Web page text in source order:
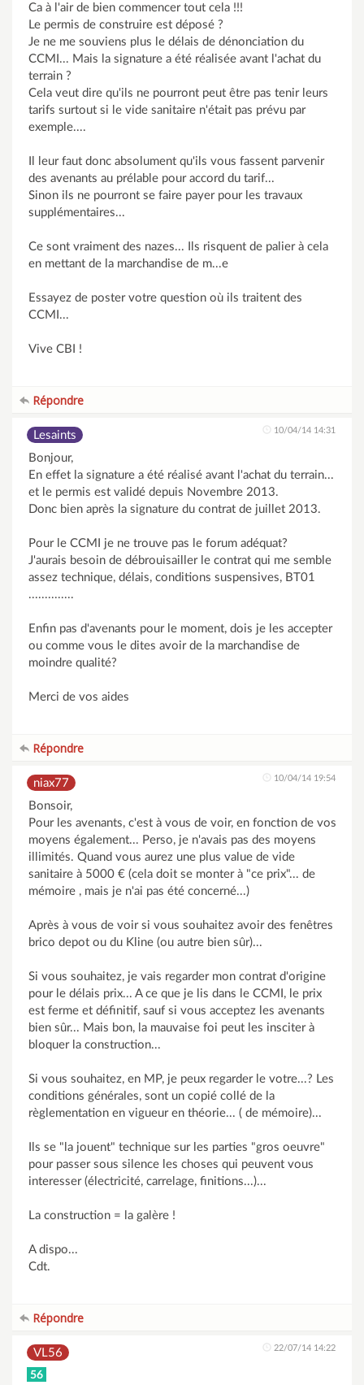
Ca à l'air de bien commencer tout cela !!!
Le permis de construire est déposé ?
Je ne me souviens plus le délais de dénonciation du
CCMI... Mais la signature a été réalisée avant l'achat du
terrain ?
Cela veut dire qu'ils ne pourront peut être pas tenir leurs
tarifs surtout si le vide sanitaire n'était pas prévu par
exemple....
Il leur faut donc absolument qu'ils vous fassent parvenir
des avenants au prélable pour accord du tarif...
Sinon ils ne pourront se faire payer pour les travaux
supplémentaires...
Ce sont vraiment des nazes... Ils risquent de palier à cela
en mettant de la marchandise de m...e
Essayez de poster votre question où ils traitent des
CCMI...
Vive CBI !
Répondre
Lesaints 10/04/14 14:31
Bonjour,
En effet la signature a été réalisé avant l'achat du terrain...
et le permis est validé depuis Novembre 2013.
Donc bien après la signature du contrat de juillet 2013.
Pour le CCMI je ne trouve pas le forum adéquat?
J'aurais besoin de débrouisailler le contrat qui me semble
assez technique, délais, conditions suspensives, BT01
..............
Enfin pas d'avenants pour le moment, dois je les accepter
ou comme vous le dites avoir de la marchandise de
moindre qualité?
Merci de vos aides
Répondre
niax77 10/04/14 19:54
Bonsoir,
Pour les avenants, c'est à vous de voir, en fonction de vos
moyens également... Perso, je n'avais pas des moyens
illimités. Quand vous aurez une plus value de vide
sanitaire à 5000 € (cela doit se monter à "ce prix"... de
mémoire , mais je n'ai pas été concerné...)
Après à vous de voir si vous souhaitez avoir des fenêtres
brico depot ou du Kline (ou autre bien sûr)...
Si vous souhaitez, je vais regarder mon contrat d'origine
pour le délais prix... A ce que je lis dans le CCMI, le prix
est ferme et définitif, sauf si vous acceptez les avenants
bien sûr... Mais bon, la mauvaise foi peut les insciter à
bloquer la construction...
Si vous souhaitez, en MP, je peux regarder le votre...? Les
conditions générales, sont un copié collé de la
règlementation en vigueur en théorie... ( de mémoire)...
Ils se "la jouent" technique sur les parties "gros oeuvre"
pour passer sous silence les choses qui peuvent vous
interesser (électricité, carrelage, finitions...)...
La construction = la galère !
A dispo...
Cdt.
Répondre
VL56 22/07/14 14:22
56